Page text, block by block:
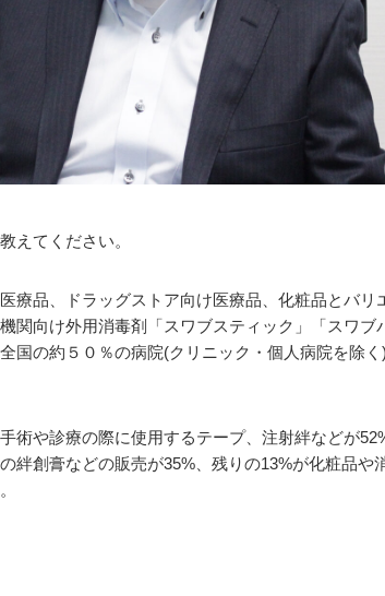
えてください。
療品、ドラッグストア向け医療品、化粧品とバリ
関向け外用消毒剤「スワブスティック」「スワブ
国の約５０％の病院(クリニック・個人病院を除
術や診療の際に使用するテープ、注射絆などが
絆創膏などの販売が35%、残りの13%が化粧品や